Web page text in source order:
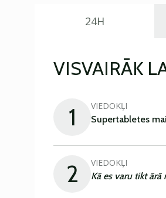
24H
VISVAIRĀK
1 VIEDOKĻI
Supertabletes
2 VIEDOKĻI
Kā es varu tikt ārā